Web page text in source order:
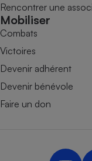
Rencontrer une
Mobiliser
Combats
Victoires
Devenir adhérent
Devenir bénévole
Faire un don